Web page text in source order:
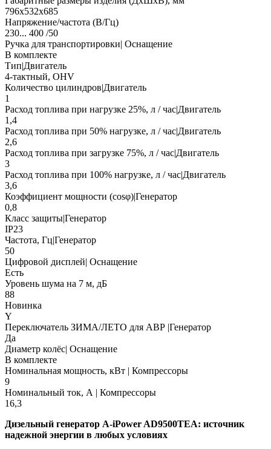
796х532х685
Напряжение/частота (В/Гц)
230... 400 /50
Ручка для транспортировки| Оснащение
В комплекте
Тип|Двигатель
4-тактный, OHV
Количество цилиндров|Двигатель
1
Расход топлива при нагрузке 25%, л / час|Двигатель
1,4
Расход топлива при 50% нагрузке, л / час|Двигатель
2,6
Расход топлива при загрузке 75%, л / час|Двигатель
3
Расход топлива при 100% нагрузке, л / час|Двигатель
3,6
Коэффициент мощности (cosφ)|Генератор
0,8
Класс защиты|Генератор
IP23
Частота, Гц|Генератор
50
Цифровой дисплей| Оснащение
Есть
Уровень шума на 7 м, дБ
88
Новинка
Y
Переключатель ЗИМА/ЛЕТО для АВР |Генератор
Да
Диаметр колёс| Оснащение
В комплекте
Номинальная мощность, кВт | Компрессоры
9
Номинальный ток, А | Компрессоры
16,3
Дизельный генератор A-iPower AD9500TEA: источник
надежной энергии в любых условиях